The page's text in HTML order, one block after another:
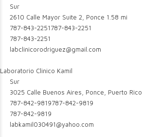
Sur
2610 Calle Mayor Suite 2, Ponce 1.58 mi
787-843-2251787-843-2251
787-843-2251
labclinicorodriguez@gmail.com
Laboratorio Clinico Kamil
Sur
3025 Calle Buenos Aires, Ponce, Puerto Rico
787-842-9819787-842-9819
787-842-9819
labkamil030491@yahoo.com